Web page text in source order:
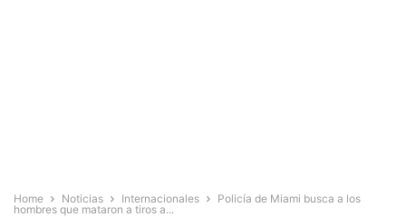
Home Noticias Internacionales
Policía de Miami busca a los
hombres que mataron a tiros a...